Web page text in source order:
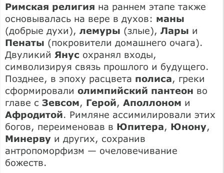
Римская религия на раннем этапе также
основывалась на вере в духов: маны
(добрые духи), лемуры (злые), Лары и
Пенаты (покровители домашнего очага).
Двуликий Янус охранял входы,
символизируя связь прошлого и будущего.
Позднее, в эпоху расцвета полиса, греки
сформировали олимпийский пантеон во
главе с Зевсом, Герой, Аполлоном и
Афродитой. Римляне ассимилировали этих
богов, переименовав в Юпитера, Юнону,
Минерву и других, сохранив
антропоморфизм — очеловечивание
божеств.